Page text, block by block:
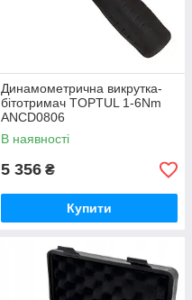
Динамометрична викрутка-
бітотримач TOPTUL 1-6Nm
ANCD0806
В наявності
5 356 ₴
Купити